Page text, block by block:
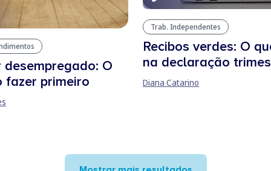
O
fazer primeiro
Trab. Independentes
Recibos verdes: O
na declaração
Diana Catarino